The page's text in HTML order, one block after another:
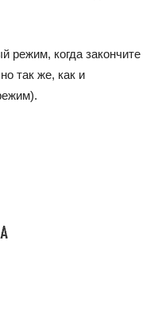
режим, когда закончите
так же, как и